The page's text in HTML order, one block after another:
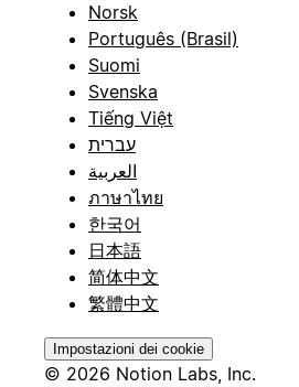
Norsk
Português (Brasil)
Suomi
Svenska
Tiếng Việt
עברית
العربية
ภาษาไทย
한국어
日本語
简体中文
繁體中文
Impostazioni dei cookie
© 2026 Notion Labs, Inc.